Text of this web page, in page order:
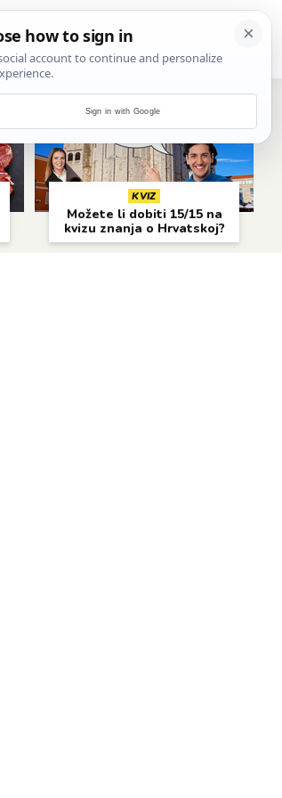
woot?!
KVIZ
Možete li dobiti 15/15 na
kvizu znanja o Hrvatskoj?
Sign in with Google